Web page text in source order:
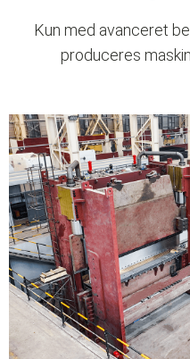
Kun med avanceret
produceres